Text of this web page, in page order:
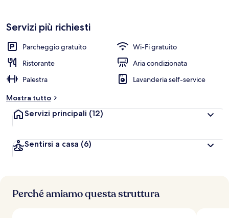
Servizi più richiesti
Parcheggio gratuito
Wi-Fi gratuito
Ristorante
Aria condizionata
Palestra
Lavanderia self-service
Mostra tutto
Servizi principali (12)
Sentirsi a casa (6)
Perché amiamo questa struttura